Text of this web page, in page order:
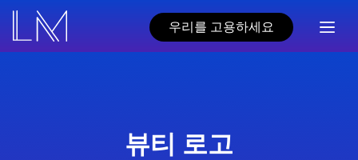
우리를 고용하세요
뷰티 로고